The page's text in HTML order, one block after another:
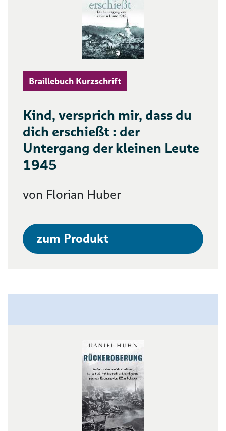
Braillebuch Kurzschrift
Kind, versprich mir, dass du
dich erschießt : der
Untergang der kleinen Leute
1945
von Florian Huber
zum Produkt